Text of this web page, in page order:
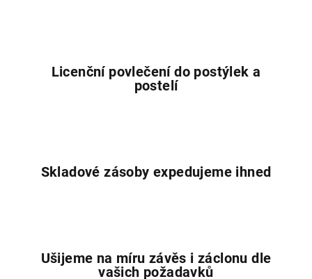
k
y
s
Licenční povlečení do postýlek a
postelí
Skladové zásoby expedujeme ihned
Ušijeme na míru závěs i záclonu dle
vašich požadavků